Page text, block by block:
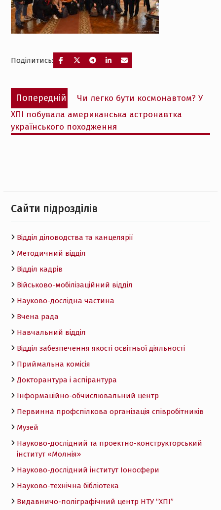
Поділитись:
Навігація
записів
Попередній
Попередній
запис:
Чи легко бути космонавтом? У
ХПІ побувала американська астронавтка
українського походження
Cайти підрозділів
Відділ діловодства та канцелярії
Методичний відділ
Відділ кадрів
Військово-мобілізаційний відділ
Науково-дослідна частина
Вчена рада
Навчальний відділ
Відділ забезпечення якості освітньої діяльності
Приймальна комісія
Докторантура і аспірантура
Інформаційно-обчислювальний центр
Первинна профспілкова організація співробітників
Музей
Науково-дослідний та проектно-конструкторський
інститут «Молнія»
Науково-дослідний інститут Іоносфери
Науково-технічна бібліотека
Видавничо-поліграфічний центр НТУ “ХПІ”